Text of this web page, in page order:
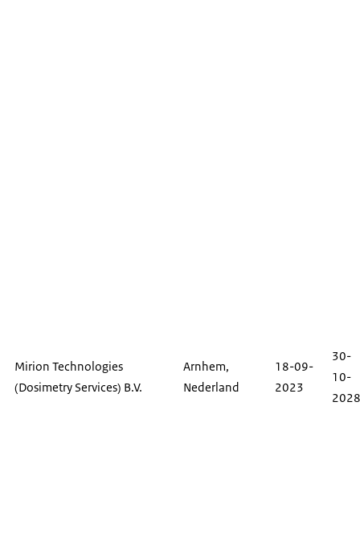
Mirion Technologies
(Dosimetry Services) B.V.
Arnhem,
Nederland
18-09-
2023
30-
10-
2028